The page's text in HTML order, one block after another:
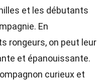
et les débutants
En
rongeurs, on peut leur
et épanouissante.
curieux et